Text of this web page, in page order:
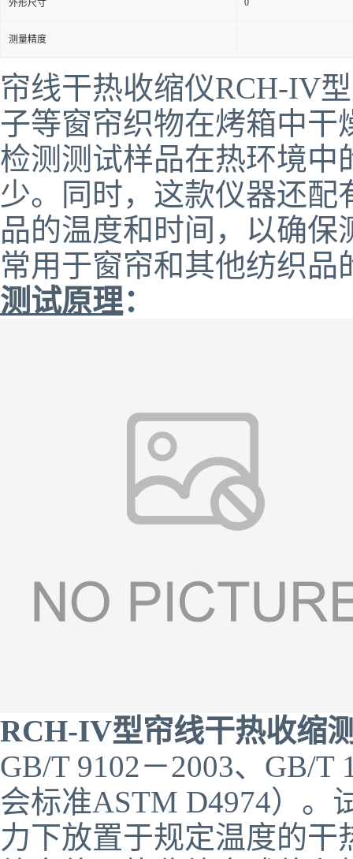
外形尺寸 0
测量精度
帘线干热收缩仪RCH-IV
子等窗帘织物在烤箱中
检测测试样品在热环境中
少。同时，这款仪器还
品的温度和时间，以确
常用于窗帘和其他纺织品
测试原理：
RCH-IV型帘线干热收缩
GB/T 9102－2003、GB/
会标准ASTM D4974）。
力下放置于规定温度的